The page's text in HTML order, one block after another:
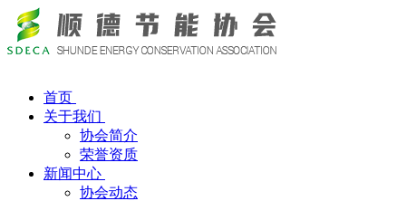
首页
关于我们
协会简介
荣誉资质
新闻中心
协会动态